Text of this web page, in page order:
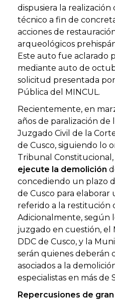
dispusiera la
técnico a fin de
acciones de
arqueológicos
Este auto fue aclarado
mediante auto de
solicitud presentada
Pública del MINCUL.
Recientemente, en
años de paralización de
Juzgado Civil de la
de Cusco, siguiendo lo
Tribunal
ejecute la demolición
concediendo un plazo
de Cusco para
referido a la restitución
Adicionalmente, según
juzgado en cuestión, el
DDC de Cusco, y la
serán quienes deberán
asociados a la
especialistas en más de
Repercusiones de